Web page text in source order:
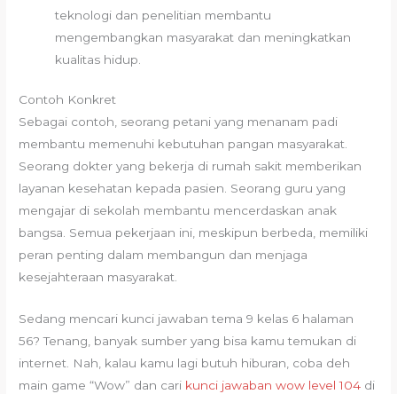
teknologi dan penelitian membantu
mengembangkan masyarakat dan meningkatkan
kualitas hidup.
Contoh Konkret
Sebagai contoh, seorang petani yang menanam padi
membantu memenuhi kebutuhan pangan masyarakat.
Seorang dokter yang bekerja di rumah sakit memberikan
layanan kesehatan kepada pasien. Seorang guru yang
mengajar di sekolah membantu mencerdaskan anak
bangsa. Semua pekerjaan ini, meskipun berbeda, memiliki
peran penting dalam membangun dan menjaga
kesejahteraan masyarakat.
Sedang mencari kunci jawaban tema 9 kelas 6 halaman
56? Tenang, banyak sumber yang bisa kamu temukan di
internet. Nah, kalau kamu lagi butuh hiburan, coba deh
main game “Wow” dan cari kunci jawaban wow level 104 di